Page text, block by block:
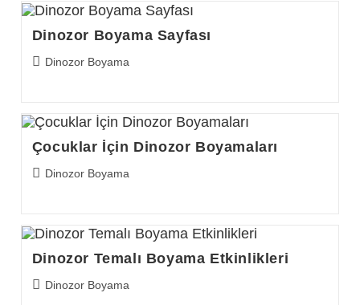
Dinozor Boyama Sayfası
PostDinozor Boyama
Çocuklar İçin Dinozor Boyamaları
PostDinozor Boyama
Dinozor Temalı Boyama Etkinlikleri
PostDinozor Boyama